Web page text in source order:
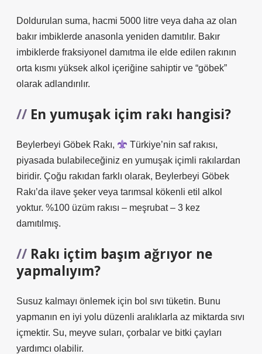
Doldurulan suma, hacmi 5000 litre veya daha az olan
bakır imbiklerde anasonla yeniden damıtılır. Bakır
imbiklerde fraksiyonel damıtma ile elde edilen rakının
orta kısmı yüksek alkol içeriğine sahiptir ve “göbek”
olarak adlandırılır.
En yumuşak içim rakı hangisi?
Beylerbeyi Göbek Rakı,
Türkiye’nin saf rakısı,
piyasada bulabileceğiniz en yumuşak içimli rakılardan
biridir. Çoğu rakıdan farklı olarak, Beylerbeyi Göbek
Rakı’da ilave şeker veya tarımsal kökenli etil alkol
yoktur. %100 üzüm rakısı – meşrubat – 3 kez
damıtılmış.
Rakı içtim başım ağrıyor ne
yapmalıyım?
Susuz kalmayı önlemek için bol sıvı tüketin. Bunu
yapmanın en iyi yolu düzenli aralıklarla az miktarda sıvı
içmektir. Su, meyve suları, çorbalar ve bitki çayları
yardımcı olabilir.